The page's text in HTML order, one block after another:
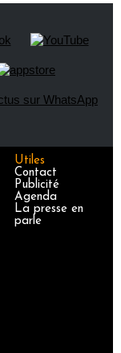
Utiles
Contact
Publicité
Agenda
La presse en
parle